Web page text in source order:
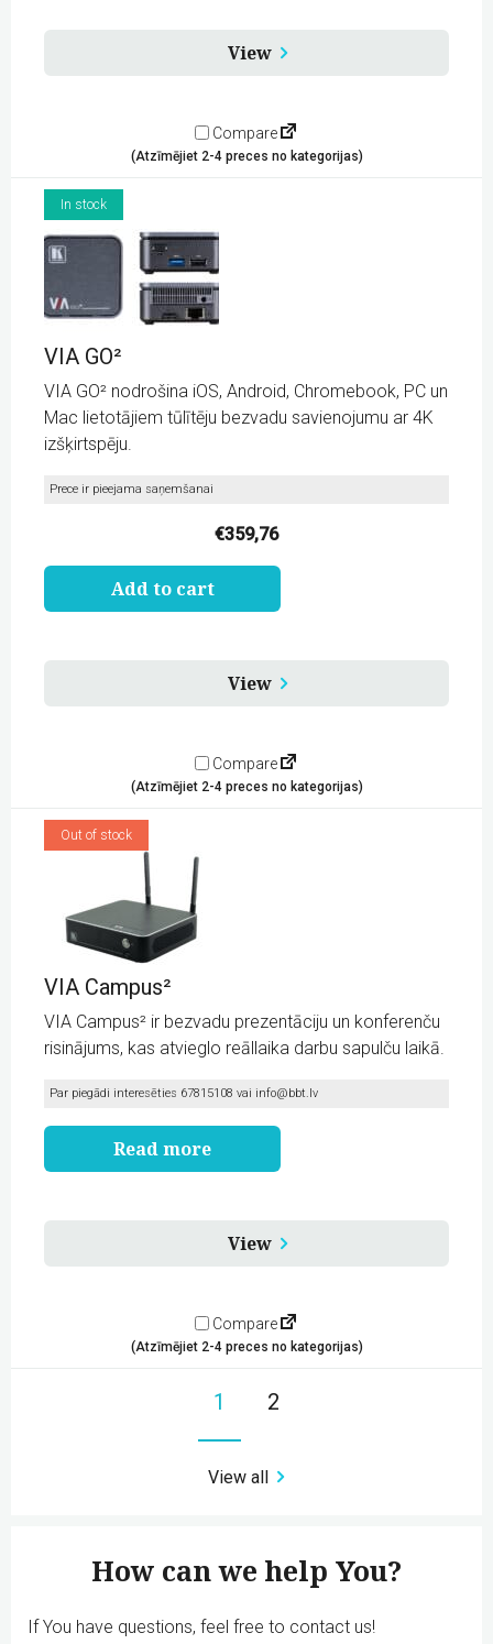
View
Compare
(Atzīmējiet 2-4 preces no kategorijas)
VIA GO²
VIA GO² nodrošina iOS, Android, Chromebook, PC un
Mac lietotājiem tūlītēju bezvadu savienojumu ar 4K
izšķirtspēju.
View
In stock
Prece ir pieejama saņemšanai
€359,76
VIA
quantity
Add to cart
Compare
(Atzīmējiet 2-4 preces no kategorijas)
VIA Campus²
VIA Campus² ir bezvadu prezentāciju un konferenču
risinājums, kas atvieglo reāllaika darbu sapulču laikā.
View
Out of stock
Par piegādi interesēties 67815108 vai info@bbt.lv
Read more
Compare
(Atzīmējiet 2-4 preces no kategorijas)
1 2
View all
How can we help You?
If You have questions, feel free to contact us!